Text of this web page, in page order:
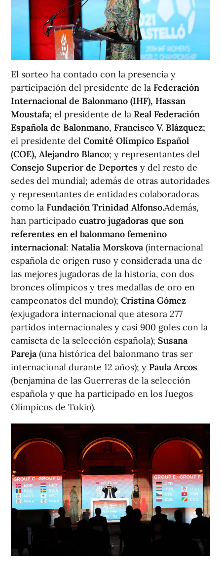
El sorteo ha contado con la presencia y
participación del presidente de la Federación
Internacional de Balonmano (IHF), Hassan
Moustafa; el presidente de la Real Federación
Española de Balonmano, Francisco V. Blázquez;
el presidente del Comité Olímpico Español
(COE), Alejandro Blanco; y representantes del
Consejo Superior de Deportes y del resto de
sedes del mundial; además de otras autoridades
y representantes de entidades colaboradoras
como la Fundación Trinidad Alfonso.Además,
han participado cuatro jugadoras que son
referentes en el balonmano femenino
internacional: Natalia Morskova (internacional
española de origen ruso y considerada una de
las mejores jugadoras de la historia, con dos
bronces olímpicos y tres medallas de oro en
campeonatos del mundo); Cristina Gómez
(exjugadora internacional que atesora 277
partidos internacionales y casi 900 goles con la
camiseta de la selección española); Susana
Pareja (una histórica del balonmano tras ser
internacional durante 12 años); y Paula Arcos
(benjamina de las Guerreras de la selección
española y que ha participado en los Juegos
Olímpicos de Tokio).